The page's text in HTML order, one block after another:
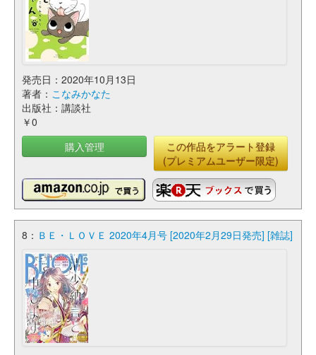
発売日：2020年10月13日
著者： こなみかなた
出版社：講談社
￥0
購入管理
この作品をアラート登録
(プレミアムユーザー限定)
8： ＢＥ・ＬＯＶＥ 2020年4月号 [2020年2月29日発売] [雑誌]